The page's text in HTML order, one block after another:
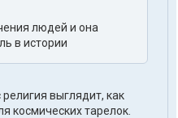
людей и она
в истории
выглядит, как
космических тарелок.